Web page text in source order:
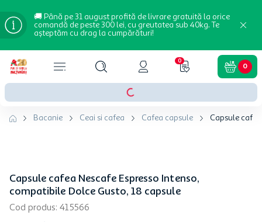
🚚 Până pe 31 august profită de livrare gratuită la orice
comandă de peste 300 lei, cu greutatea sub 40kg. Te
așteptăm cu drag la cumpărături!
0
0
Bacanie Ceai si cafea Cafea capsule Capsule
Capsule cafea Nescafe Espresso Intenso,
compatibile Dolce Gusto, 18 capsule
Cod produs: 415566